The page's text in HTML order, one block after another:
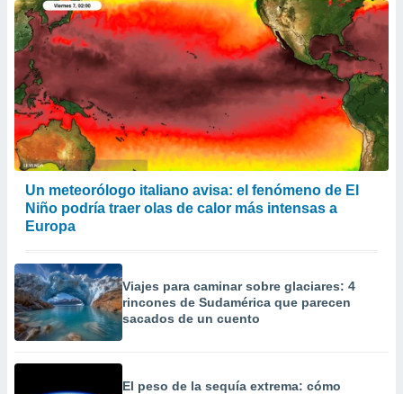
Un meteorólogo italiano avisa: el fenómeno de El
Niño podría traer olas de calor más intensas a
Europa
Viajes para caminar sobre glaciares: 4
rincones de Sudamérica que parecen
sacados de un cuento
El peso de la sequía extrema: cómo